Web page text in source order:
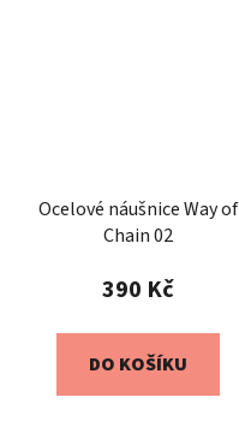
Ocelové náušnice Way of
Chain 02
390 Kč
DO KOŠÍKU